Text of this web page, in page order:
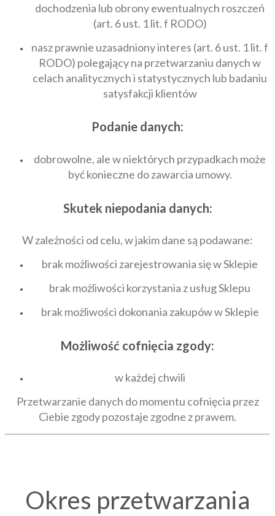
dochodzenia lub obrony ewentualnych roszczeń
(art. 6 ust. 1 lit. f RODO)
nasz prawnie uzasadniony interes (art. 6 ust. 1 lit. f
RODO) polegający na przetwarzaniu danych w
celach analitycznych i statystycznych lub badaniu
satysfakcji klientów
Podanie danych:
dobrowolne, ale w niektórych przypadkach może
być konieczne do zawarcia umowy.
Skutek niepodania danych:
W zależności od celu, w jakim dane są podawane:
brak możliwości zarejestrowania się w Sklepie
brak możliwości korzystania z usług Sklepu
brak możliwości dokonania zakupów w Sklepie
Możliwość cofnięcia zgody:
w każdej chwili
Przetwarzanie danych do momentu cofnięcia przez
Ciebie zgody pozostaje zgodne z prawem.
Okres przetwarzania